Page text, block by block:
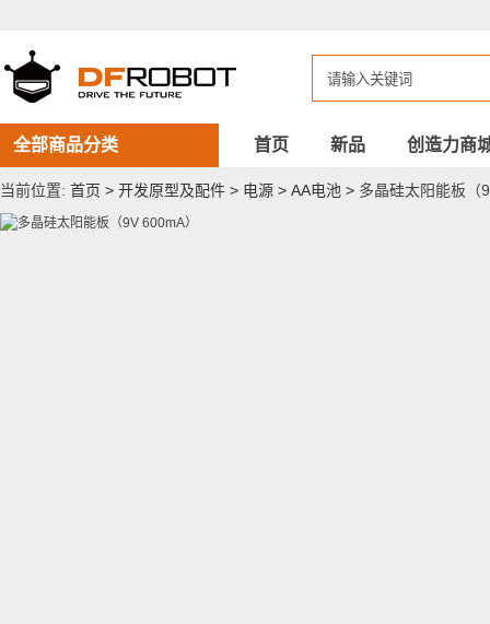
太
阳
能
板
（9V
600mA）
全部商品分类 首页 新品 创造力商
当前位置: 首页 > 开发原型及配件 > 电源 > AA电池 > 多晶硅太阳能板（